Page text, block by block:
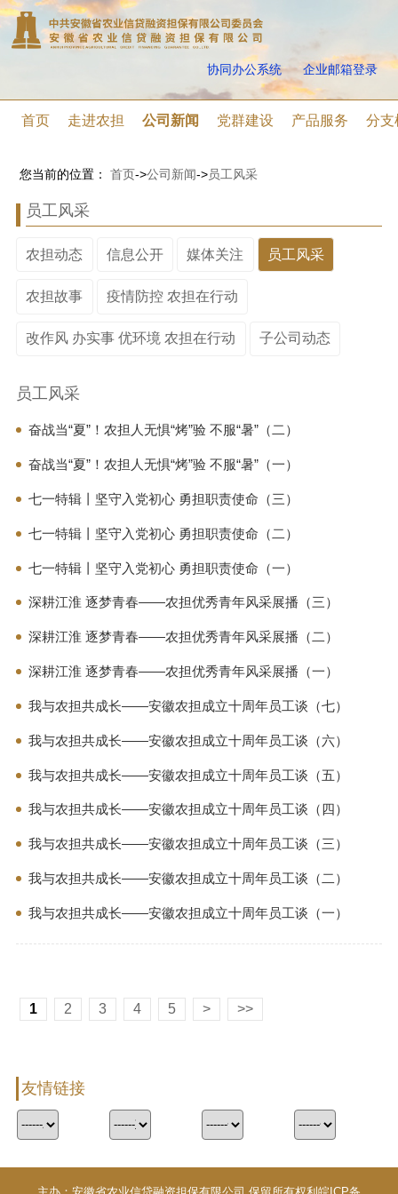
协同办公系统 企业邮箱登录
首页 走进农担 公司新闻 党群建设 产品服务 分支
您当前的位置： 首页->公司新闻->员工风采
员工风采
农担动态 信息公开 媒体关注 员工风采
农担故事 疫情防控 农担在行动
改作风 办实事 优环境 农担在行动 子公司动态
员工风采
奋战当“夏”！农担人无惧“烤”验 不服“暑”（二）
奋战当“夏”！农担人无惧“烤”验 不服“暑”（一）
七一特辑丨坚守入党初心 勇担职责使命（三）
七一特辑丨坚守入党初心 勇担职责使命（二）
七一特辑丨坚守入党初心 勇担职责使命（一）
深耕江淮 逐梦青春——农担优秀青年风采展播（三）
深耕江淮 逐梦青春——农担优秀青年风采展播（二）
深耕江淮 逐梦青春——农担优秀青年风采展播（一）
我与农担共成长——安徽农担成立十周年员工谈（七）
我与农担共成长——安徽农担成立十周年员工谈（六）
我与农担共成长——安徽农担成立十周年员工谈（五）
我与农担共成长——安徽农担成立十周年员工谈（四）
我与农担共成长——安徽农担成立十周年员工谈（三）
我与农担共成长——安徽农担成立十周年员工谈（二）
我与农担共成长——安徽农担成立十周年员工谈（一）
1 2 3 4 5 > >>
友情链接